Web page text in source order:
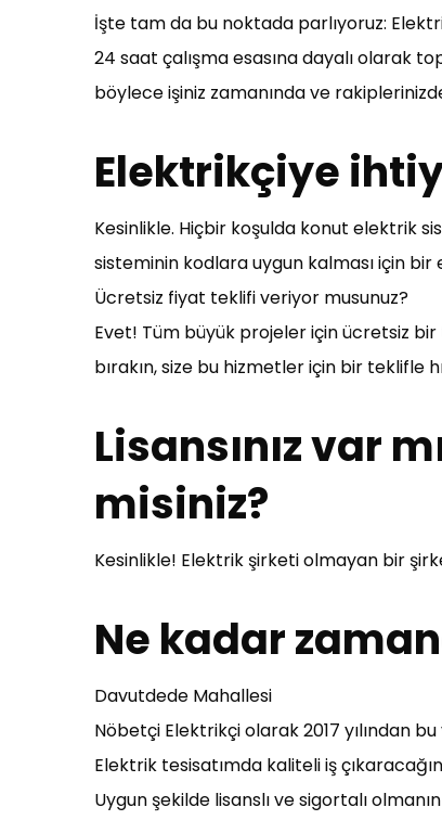
İşte tam da bu noktada parlıyoruz:
24 saat çalışma esasına dayalı olarak
böylece işiniz zamanında ve
Elektrikçiye
Kesinlikle. Hiçbir koşulda konut elektrik
sisteminin kodlara uygun kalması için bir
Ücretsiz fiyat teklifi veriyor musunuz?
Evet! Tüm büyük projeler için ücretsiz
bırakın, size bu hizmetler için bir teklifle
Lisansınız var
misiniz?
Kesinlikle! Elektrik şirketi olmayan bir
Ne kadar
Davutdede Mahallesi
Nöbetçi Elektrikçi olarak 2017 yılından
Elektrik tesisatımda kaliteli iş
Uygun şekilde lisanslı ve sigortalı